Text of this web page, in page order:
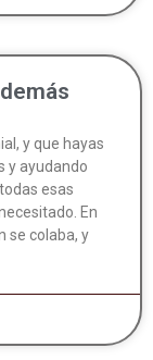
y que hayas
y ayudando
esas
En
se colaba, y